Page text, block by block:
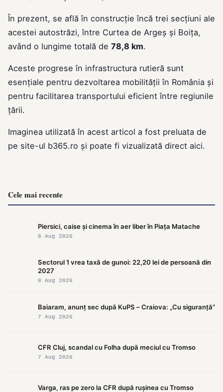
În prezent, se află în construcție încă trei secțiuni ale
acestei autostrăzi, între Curtea de Argeș și Boița,
având o lungime totală de 78,8 km.
Aceste progrese în infrastructura rutieră sunt
esențiale pentru dezvoltarea mobilității în România și
pentru facilitarea transportului eficient între regiunile
țării.
Imaginea utilizată în acest articol a fost preluata de
pe site-ul b365.ro și poate fi vizualizată direct aici.
Cele mai recente
Piersici, caise și cinema în aer liber în Piața Matache
8 Aug 2026
Sectorul 1 vrea taxă de gunoi: 22,20 lei de persoană din
2027
8 Aug 2026
Baiaram, anunț sec după KuPS – Craiova: „Cu siguranță”
7 Aug 2026
CFR Cluj, scandal cu Folha după meciul cu Tromso
7 Aug 2026
Varga, ras pe zero la CFR după rușinea cu Tromso